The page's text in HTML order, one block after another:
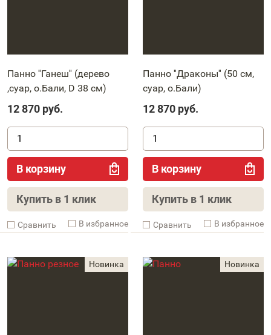
Панно ''Ганеш'' (дерево
,суар, о.Бали, D 38 см)
12 870 руб.
В корзину
Купить в 1 клик
Cравнить В избранное
Панно ''Драконы'' (50 см,
суар, о.Бали)
12 870 руб.
В корзину
Купить в 1 клик
Cравнить В избранное